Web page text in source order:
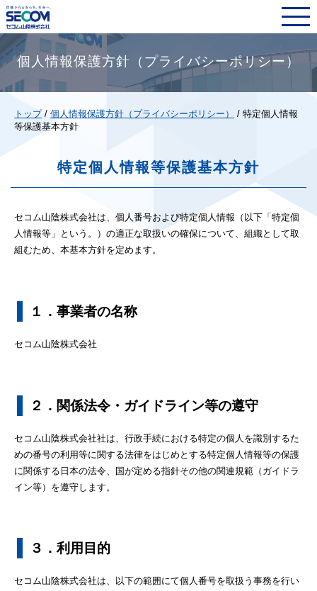
このページの本文へ
個人情報保護方針（プライバシーポリシー）
現
在
トップ/ 個人情報保護方針（プライバシーポリシー） / 特定個人情報
等保護基本方針
特定個人情報等保護基本方針
セコム山陰株式会社は、個人番号および特定個人情報（以下「特定個
人情報等」という。）の適正な取扱いの確保について、組織として取
組むため、本基本方針を定めます。
１．事業者の名称
セコム山陰株式会社
２．関係法令・ガイドライン等の遵守
セコム山陰株式会社社は、行政手続における特定の個人を識別するた
めの番号の利用等に関する法律をはじめとする特定個人情報等の保護
に関係する日本の法令、国が定める指針その他の関連規範（ガイドラ
イン等）を遵守します。
３．利用目的
セコム山陰株式会社は、以下の範囲にて個人番号を取扱う事務を行い